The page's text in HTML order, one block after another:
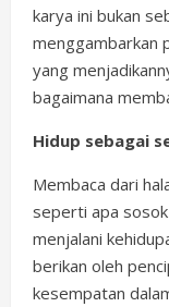
karya ini bukan
menggambarkan
yang
bagaimana
Hidup sebagai
Membaca dari
seperti apa
menjalani
berikan oleh
kesempatan